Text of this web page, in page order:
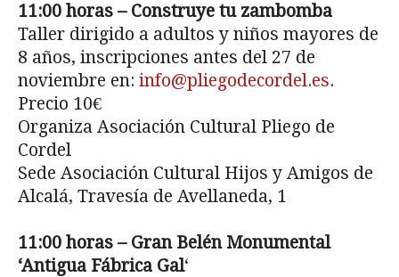
11:00 horas – Construye tu zambomba
Taller dirigido a adultos y niños mayores de
8 años, inscripciones antes del 27 de
noviembre en: info@pliegodecordel.es.
Precio 10€
Organiza Asociación Cultural Pliego de
Cordel
Sede Asociación Cultural Hijos y Amigos de
Alcalá, Travesía de Avellaneda, 1
11:00 horas – Gran Belén Monumental
‘Antigua Fábrica Gal‘